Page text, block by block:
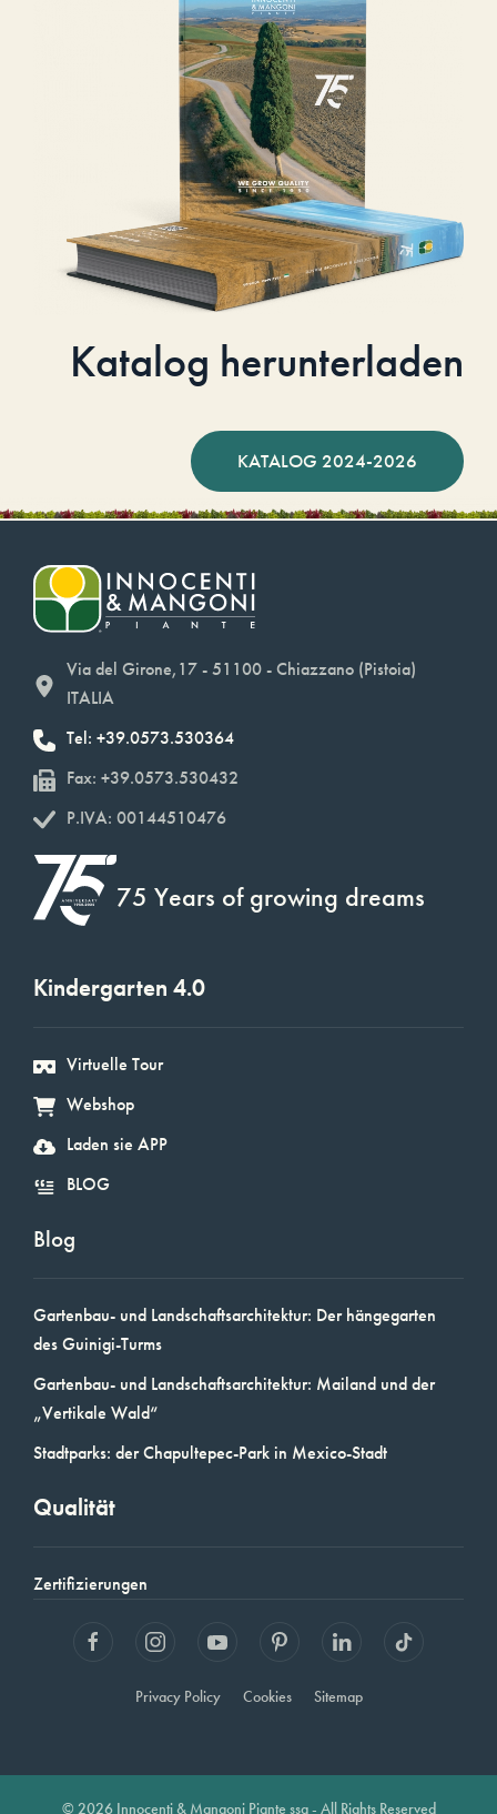
Katalog herunterladen
KATALOG 2024-2026
Via del Girone,17 - 51100 - Chiazzano (Pistoia)
ITALIA
Tel: +39.0573.530364
Fax: +39.0573.530432
P.IVA: 00144510476
75 Years of growing dreams
Kindergarten 4.0
Virtuelle Tour
Webshop
Laden sie APP
BLOG
Blog
Gartenbau- und Landschaftsarchitektur: Der hängegarten
des Guinigi-Turms
Gartenbau- und Landschaftsarchitektur: Mailand und der
„Vertikale Wald“
Stadtparks: der Chapultepec-Park in Mexico-Stadt
Qualität
Zertifizierungen
Privacy Policy Cookies Sitemap
© 2026 Innocenti & Mangoni Piante ssa - All Rights Reserved